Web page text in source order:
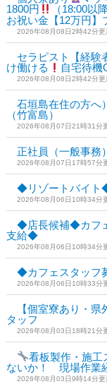
1800円
（18:00以
お祝い金【12万円】
2026年08月08日2時42分更
セラピスト【経験
け働ける
自宅待機
2026年08月08日2時42分更
石垣島在住の方へ
（竹富島）
2026年08月07日21時31分
正社員（一般事務
2026年08月07日17時57分
◆リゾートバイ
2026年08月06日10時34分
◆店長候補◆カフ
支給◆
2026年08月06日10時34分
◆カフェスタッ
2026年08月06日10時33分
【個室寮あり・
タッフ
2026年08月03日18時21分
看板製作・施工
ないか！ 現場作業
2026年08月03日9時14分更